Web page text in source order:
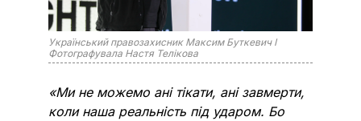
Український правозахисник Максим Буткевич I
Фотографувала Настя Телікова
«Ми не можемо ані тікати, ані завмерти,
коли наша реальність під ударом. Бо